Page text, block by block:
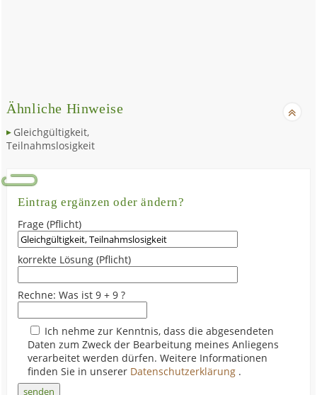
Ähnliche Hinweise
Gleichgültigkeit,
Teilnahmslosigkeit
Eintrag ergänzen oder ändern?
Frage (Pflicht)
korrekte Lösung (Pflicht)
Rechne: Was ist 9 + 9 ?
Ich nehme zur Kenntnis, dass die abgesendeten
Daten zum Zweck der Bearbeitung meines Anliegens
verarbeitet werden dürfen. Weitere Informationen
finden Sie in unserer Datenschutzerklärung .